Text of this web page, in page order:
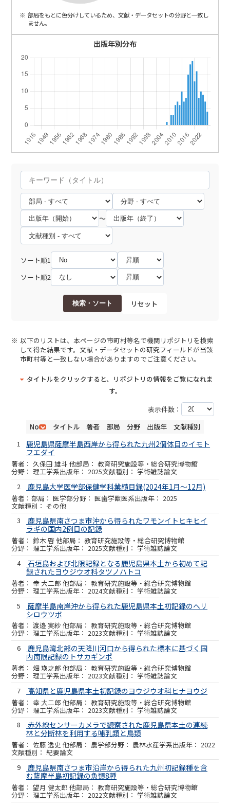
部局をもとに色分けしているため、文献・データセットの分野と一致し
ません。
出版年別分布
～
ソート順1
ソート順2
検索・ソート リセット
以下のリストは、本ページの市町村等名で機関リポジトリを検索
して得た結果です。文献・データセットの研究フィールドが当該
市町村等と一致しない場合がありますのでご注意ください。
タイトルをクリックすると、リポジトリの情報をご覧になれま
す。
表示件数：
No
タイトル 著者 部局 分野 出版年
文献種別
1
鹿児島県薩摩半島西岸から得られた九州2個体目のイモト
フエダイ
久保田 雄斗 他 教育研究施設等・総合研究博物館
理工学系 2025
学術雑誌論文
2
鹿児島大学医学部保健学科業績目録(2024年1月～12月)
医学部 医歯学獣医系 2025
その他
3
鹿児島県南さつま市沖から得られたワモンイトヒキヒイ
ラギの国内2例目の記録
鈴木 啓 他 教育研究施設等・総合研究博物館
理工学系 2025
学術雑誌論文
4
石垣島および北限記録となる鹿児島県本土から初めて記
録されたヨウジウオ科タツノハトコ
幸 大二郎 他 教育研究施設等・総合研究博物館
理工学系 2024
学術雑誌論文
5
薩摩半島南岸沖から得られた鹿児島県本土初記録のヘリ
シロウツボ
渡邉 実紗 他 教育研究施設等・総合研究博物館
理工学系 2023
学術雑誌論文
6
鹿児島湾北部の天降川河口から得られた標本に基づく国
内南限記録のトサカギンポ
畑 瑛之郎 他 教育研究施設等・総合研究博物館
理工学系 2023
学術雑誌論文
7
高知県と鹿児島県本土初記録のヨウジウオ科ヒナヨウジ
幸 大二郎 他 教育研究施設等・総合研究博物館
理工学系 2023
学術雑誌論文
8
赤外線センサーカメラで観察された鹿児島県本土の連続
林と分断林を利用する哺乳類と鳥類
佐藤 逸史 他 農学部 農林水産学系 2022
紀要論文
9
鹿児島県南さつま市沿岸から得られた九州初記録種を含
む薩摩半島初記録の魚類8種
望月 健太郎 他 教育研究施設等・総合研究博物館
理工学系 2022
学術雑誌論文